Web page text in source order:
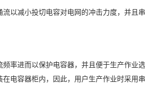
减小投切电容对电网的冲击力度，并且
进而以保护电容器，并且便于生产作业
电容器柜内，因此，用户生产作业时采用